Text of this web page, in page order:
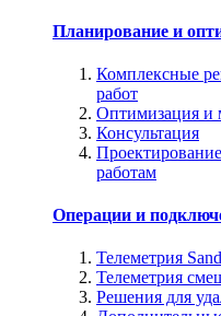
Планирование и
Комплексные
работ
Оптимизация и
Консультация
работам
Операции и
Телеметрия
Телеметрия
Решения для